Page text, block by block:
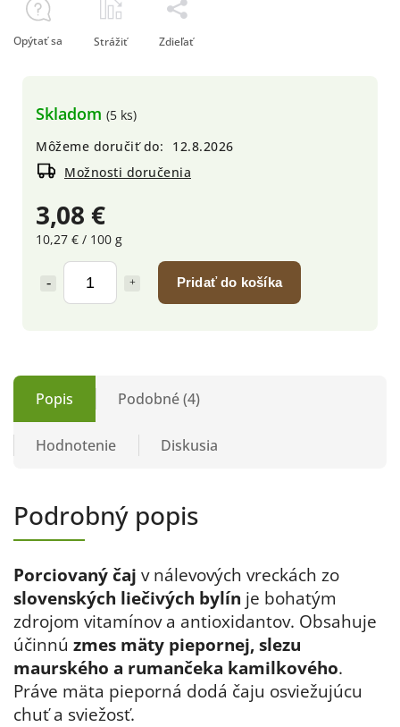
3,08 €
10,27 € / 100 g
Pridať do košíka
Skladom (5 ks)
Môžeme doručiť do:
12.8.2026
Možnosti doručenia
Opýtať sa Strážiť Zdieľať
Popis Podobné (4)
Hodnotenie Diskusia
Podrobný popis
Porciovaný čaj v nálevových vreckách zo
slovenských liečivých bylín je bohatým
zdrojom vitamínov a antioxidantov. Obsahuje
účinnú zmes mäty piepornej, slezu
maurského a rumančeka kamilkového.
Práve mäta pieporná dodá čaju osviežujúcu
chuť a sviežosť.